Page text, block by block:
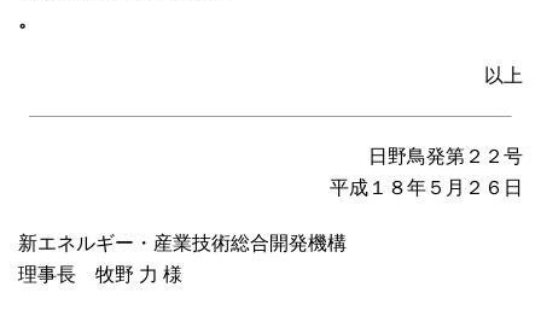
。
以上
日野鳥発第２２号
平成１８年５月２６日
新エネルギー・産業技術総合開発機構
理事長 牧野 力 様